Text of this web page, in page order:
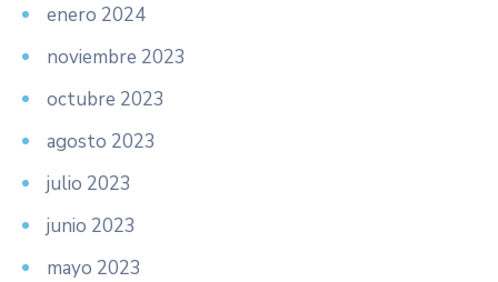
enero 2024
noviembre 2023
octubre 2023
agosto 2023
julio 2023
junio 2023
mayo 2023